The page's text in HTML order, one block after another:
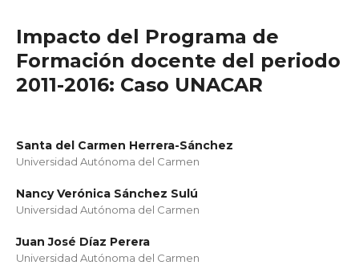
Impacto del Programa de
Formación docente del periodo
2011-2016: Caso UNACAR
Santa del Carmen Herrera-Sánchez
Universidad Autónoma del Carmen
Nancy Verónica Sánchez Sulú
Universidad Autónoma del Carmen
Juan José Díaz Perera
Universidad Autónoma del Carmen